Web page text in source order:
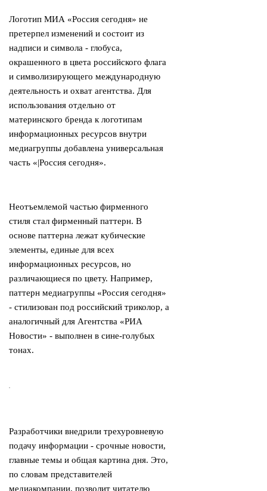
Логотип МИА «Россия сегодня» не
претерпел изменений и состоит из
надписи и символа - глобуса,
окрашенного в цвета российского флага
и символизирующего международную
деятельность и охват агентства. Для
использования отдельно от
материнского бренда к логотипам
информационных ресурсов внутри
медиагруппы добавлена универсальная
часть «|Россия сегодня».
Неотъемлемой частью фирменного
стиля стал фирменный паттерн. В
основе паттерна лежат кубические
элементы, единые для всех
информационных ресурсов, но
различающиеся по цвету. Например,
паттерн медиагруппы «Россия сегодня»
- стилизован под российский триколор, а
аналогичный для Агентства «РИА
Новости» - выполнен в сине-голубых
тонах.
Разработчики внедрили трехуровневую
подачу информации - срочные новости,
главные темы и общая картина дня. Это,
по словам представителей
медиакомпании, позволит читателю